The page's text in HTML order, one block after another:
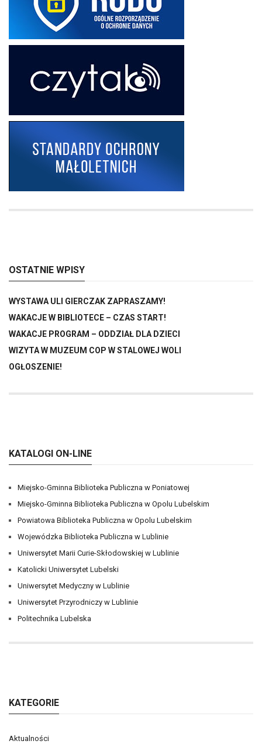
OSTATNIE WPISY
WYSTAWA ULI GIERCZAK ZAPRASZAMY!
WAKACJE W BIBLIOTECE – CZAS START!
WAKACJE PROGRAM – ODDZIAŁ DLA DZIECI
WIZYTA W MUZEUM COP W STALOWEJ WOLI
OGŁOSZENIE!
KATALOGI ON-LINE
Miejsko-Gminna Biblioteka Publiczna w Poniatowej
Miejsko-Gminna Biblioteka Publiczna w Opolu Lubelskim
Powiatowa Biblioteka Publiczna w Opolu Lubelskim
Wojewódzka Biblioteka Publiczna w Lublinie
Uniwersytet Marii Curie-Skłodowskiej w Lublinie
Katolicki Uniwersytet Lubelski
Uniwersytet Medyczny w Lublinie
Uniwersytet Przyrodniczy w Lublinie
Politechnika Lubelska
KATEGORIE
Aktualności